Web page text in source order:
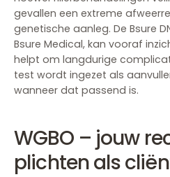
gevallen een extreme
genetische aanleg. De Bsure
Bsure Medical, kan vooraf
helpt om langdurige
test wordt ingezet als
wanneer dat passend is.
WGBO – jouw
plichten als